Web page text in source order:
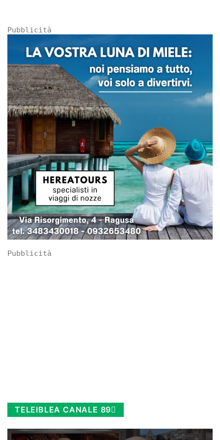
Pubblicità
Pubblicità
TELEIBLEA CANALE 89